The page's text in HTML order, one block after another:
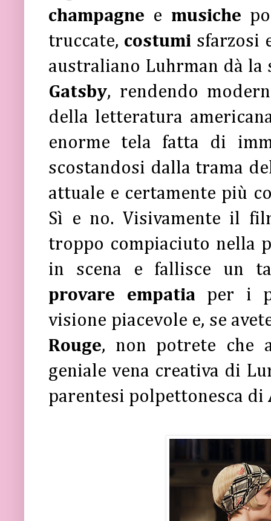
champagne e musiche
truccate, costumi sfarzosi
australiano Luhrman dà
Gatsby, rendendo
della letteratura
enorme tela fatta di
scostandosi dalla trama
attuale e certamente più
Sì e no. Visivamente il
troppo compiaciuto nella
in scena e fallisce un
provare empatia per i
visione piacevole e, se
Rouge, non potrete che
geniale vena creativa di
parentesi polpettonesca di